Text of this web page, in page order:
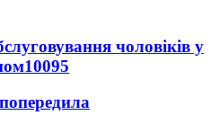
чоловіків у
10095